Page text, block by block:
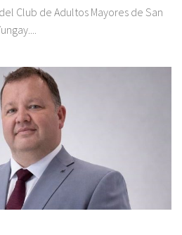
Club de Adultos Mayores de San